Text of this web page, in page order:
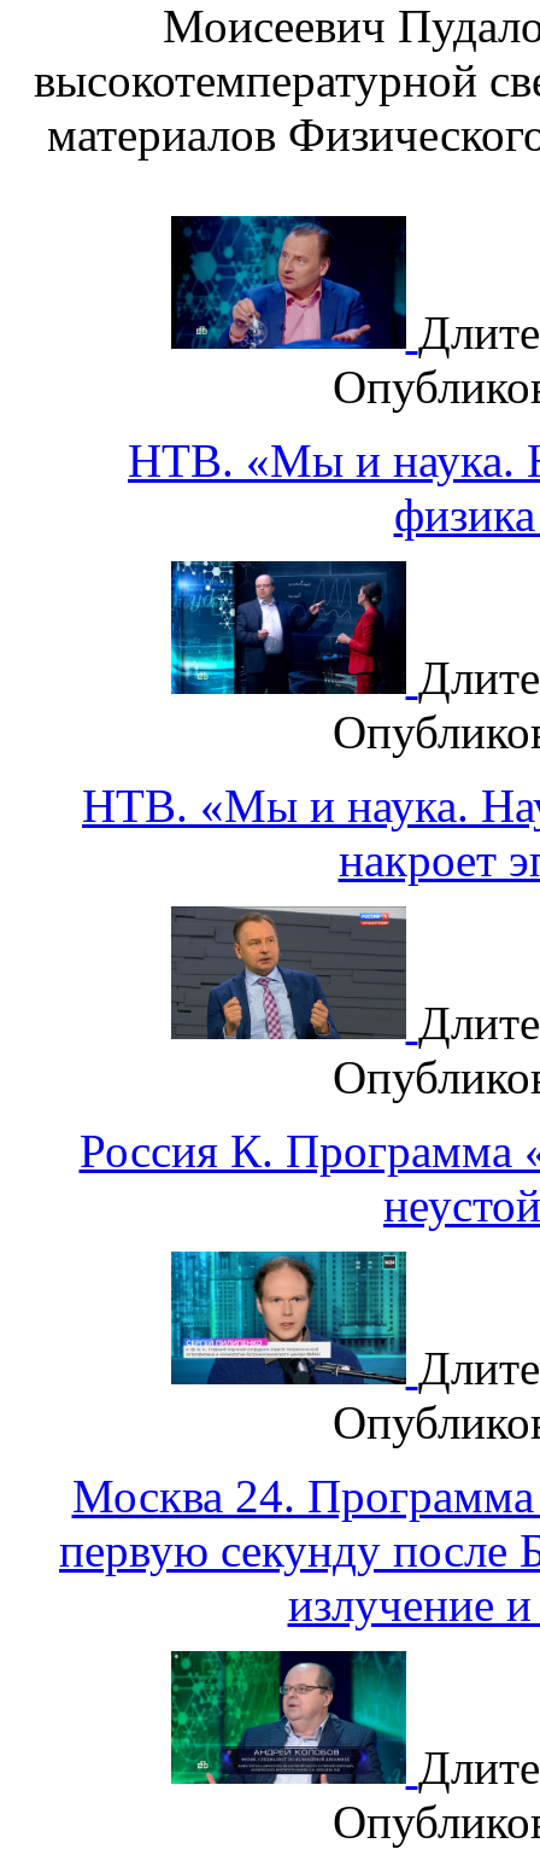
Моисеевич
высокотемпературной
материалов
НТВ. «Мы и наука.
НТВ. «Мы и наука.
накроет
Россия К. Программа
Москва 24.
первую секунду после
излучение